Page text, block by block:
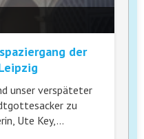
der
unser verspäteter
zu
Ute Key,…